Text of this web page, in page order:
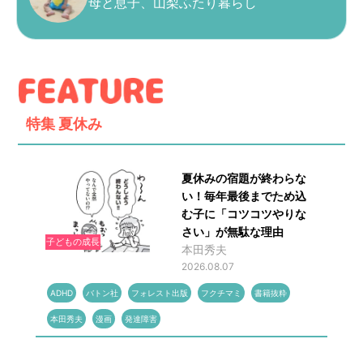
特集 夏休み
子どもの成長
夏休みの宿題が終わらな
い！毎年最後までため込
む子に「コツコツやりな
さい」が無駄な理由
本田秀夫
2026.08.07
ADHD バトン社 フォレスト出版 フクチマミ 書籍抜粋
本田秀夫 漫画 発達障害